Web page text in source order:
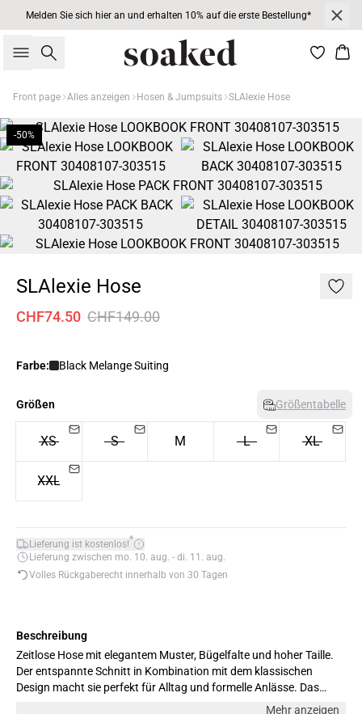
Melden Sie sich hier an und erhalten 10% auf die erste Bestellung*
Suche
Front page Alles anzeigen Hosen & Jumpsuits SLAlexie Hose
-50%
SLAlexie Hose
CHF74.50 CHF149.00
Farbe: Black Melange Suiting
Größen Größentabelle
XS S M L XL
XXL
Lieferung ist kostenlos!*
Lieferung zwischen mo. 10. aug. - di. 11. aug.
Volles Rückgaberecht innerhalb von 30 Tagen
Beschreibung
Zeitlose Hose mit elegantem Muster, Bügelfalte und hoher Taille.
Der entspannte Schnitt in Kombination mit dem klassischen
Design macht sie perfekt für Alltag und formelle Anlässe. Das
Mehr anzeigen